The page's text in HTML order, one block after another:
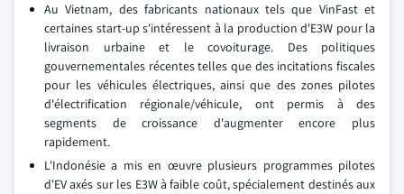
Au Vietnam, des fabricants nationaux tels que VinFast et
certaines start-up s'intéressent à la production d'E3W pour la
livraison urbaine et le covoiturage. Des politiques
gouvernementales récentes telles que des incitations fiscales
pour les véhicules électriques, ainsi que des zones pilotes
d'électrification régionale/véhicule, ont permis à des
segments de croissance d'augmenter encore plus
rapidement.
L'Indonésie a mis en œuvre plusieurs programmes pilotes
d'EV axés sur les E3W à faible coût, spécialement destinés aux